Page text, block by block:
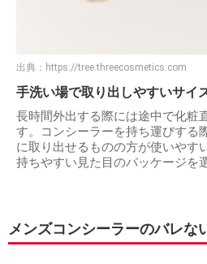
出典： https://tree.threecosmetics.com
手洗い場で取り出しやすいサイ
長時間外出する際には途中で化粧
す。コンシーラーを持ち運びする
に取り出せるものの方が使いやす
持ちやすい見た目のパッケージを
メンズコンシーラーのバレな